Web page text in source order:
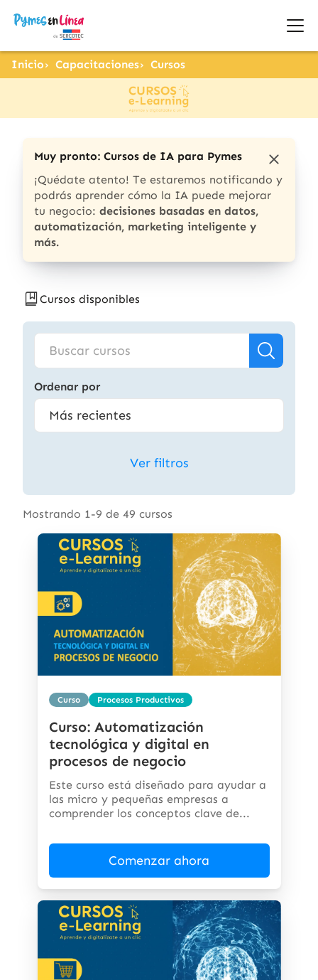
Inicio Capacitaciones Cursos
Muy pronto: Cursos de IA para Pymes
¡Quédate atento! Te estaremos notificando y
podrás aprender cómo la IA puede mejorar
tu negocio: decisiones basadas en datos,
automatización, marketing inteligente y
más.
Cursos disponibles
Ordenar por
Ver filtros
Mostrando 1-9 de 49 cursos
Curso Procesos Productivos
Curso: Automatización
tecnológica y digital en
procesos de negocio
Este curso está diseñado para ayudar a
las micro y pequeñas empresas a
comprender los conceptos clave de...
Comenzar ahora